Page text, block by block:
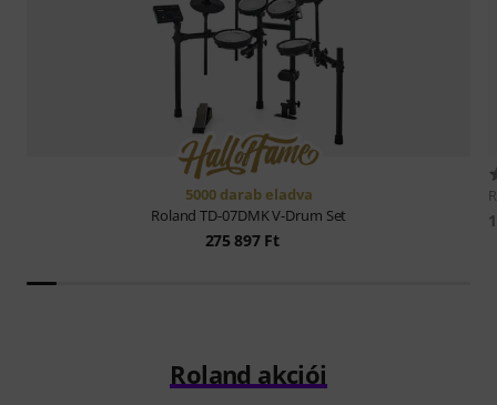
5000 darab eladva
RolandTD-07DMK V-Drum Set
275 897 Ft
Roland akciói